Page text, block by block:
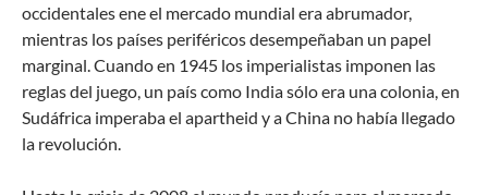
occidentales ene el mercado mundial era abrumador,
mientras los países periféricos desempeñaban un papel
marginal. Cuando en 1945 los imperialistas imponen las
reglas del juego, un país como India sólo era una colonia, en
Sudáfrica imperaba el apartheid y a China no había llegado
la revolución.